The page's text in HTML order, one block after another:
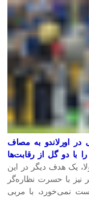
در اورلاندو به مصاف
با دو گل از رقابت‌ها
یک هدف دیگر در این
با حسرت نظاره‌گر
نمی‌خورد، با مربی